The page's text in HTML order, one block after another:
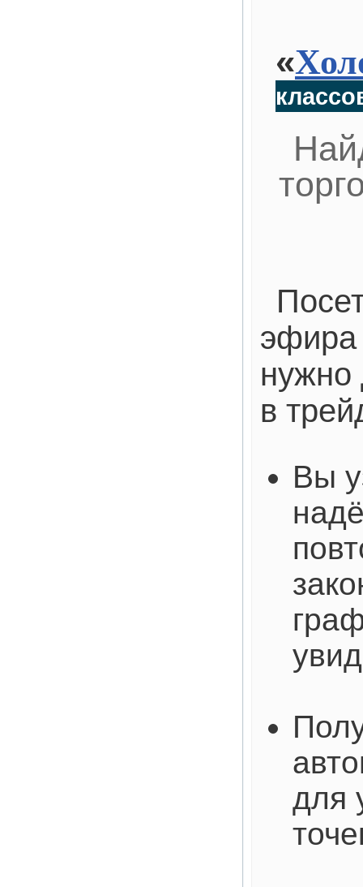
«
эфира
нужно
в
Вы
для